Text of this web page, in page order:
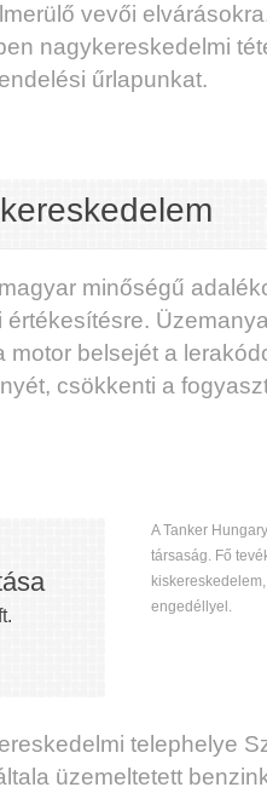
vevői
nagykereskedelmi
űrlapunkat.
minőségű
értékesítésre.
motor belsejét a
csökkenti a
A Tanker
társaság. Fő
engedéllyel.
telephelye
üzemeltetett